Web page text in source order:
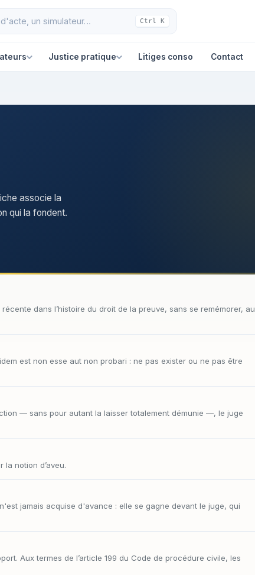
Ctrl K
Justice pratique Litiges conso Contact
associe la
qui la fondent.
dans l’histoire du droit de la preuve, sans se remémorer, au
est non esse aut non probari : ne pas exister ou ne pas être
— sans pour autant la laisser totalement démunie —, le juge
notion d’aveu.
jamais acquise d'avance : elle se gagne devant le juge, qui
Aux termes de l’article 199 du Code de procédure civile, les